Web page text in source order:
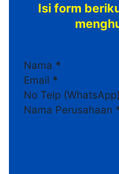
Isi form
Nama *
Email *
No Telp (WhatsApp)
Nama Perusahaan